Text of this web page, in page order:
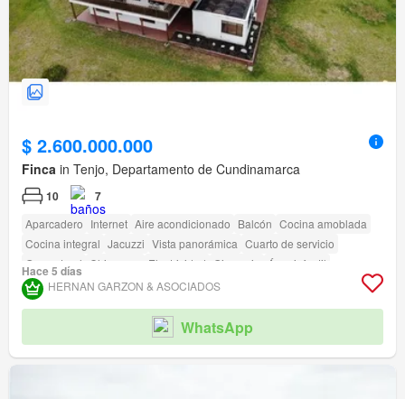
$ 2.600.000.000
Finca in Tenjo, Departamento de Cundinamarca
10 7
Aparcadero Internet Aire acondicionado Balcón Cocina amoblada
Cocina integral Jacuzzi Vista panorámica Cuarto de servicio
Gas natural
Chimenea Electricidad Gimnasio Área infantil
Hace 5 días
HERNAN GARZON & ASOCIADOS
WhatsApp